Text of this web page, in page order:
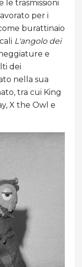
le trasmissioni
per i
burattinaio
L'angolo dei
e
dei
nella sua
tra cui King
X the Owl e